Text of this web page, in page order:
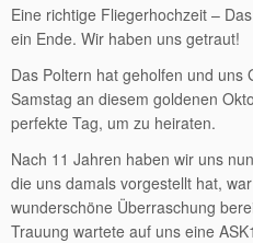
Eine richtige Fliegerhochzeit –
ein Ende. Wir haben uns getraut!
Das Poltern hat geholfen und uns
Samstag an diesem goldenen
perfekte Tag, um zu heiraten.
Nach 11 Jahren haben wir uns
die uns damals vorgestellt hat,
wunderschöne Überraschung
Trauung wartete auf uns eine